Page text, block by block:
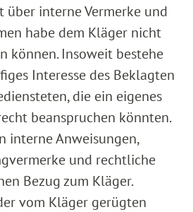
über interne Vermerke und
habe dem Kläger nicht
können. Insoweit bestehe
Interesse des Beklagten
die ein eigenes
beanspruchen könnten.
interne Anweisungen,
und rechtliche
Bezug zum Kläger.
vom Kläger gerügten